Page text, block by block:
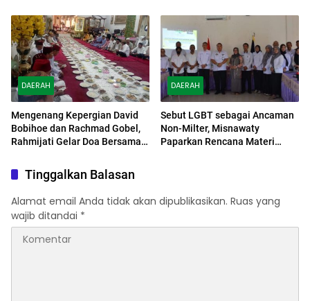
DAERAH
Mengenang Kepergian David
Bobihoe dan Rachmad Gobel,
Rahmijati Gelar Doa Bersama
DAERAH
Sebut LGBT sebagai Ancaman
Non-Milter, Misnawaty
Paparkan Rencana Materi
Tinggalkan Balasan
Alamat email Anda tidak akan dipublikasikan. Ruas yang
wajib ditandai *